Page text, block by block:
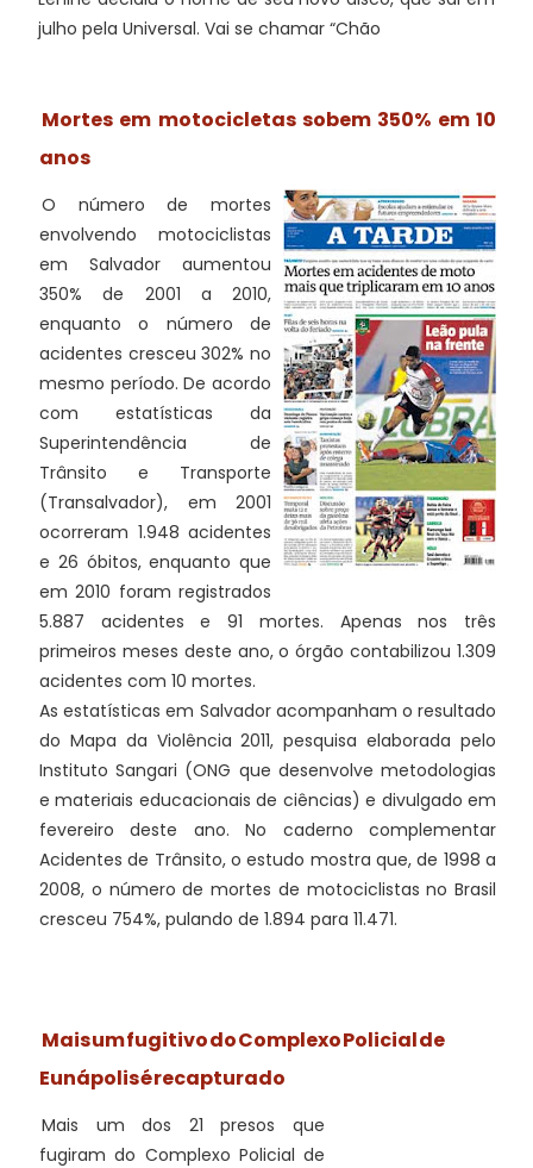
julho pela Universal. Vai se chamar “Chão
Mortes em motocicletas sobem 350% em 10
anos
O número de mortes
envolvendo motociclistas
em Salvador aumentou
350% de 2001 a 2010,
enquanto o número de
acidentes cresceu 302% no
mesmo período. De acordo
com estatísticas da
Superintendência de
Trânsito e Transporte
(Transalvador), em 2001
ocorreram 1.948 acidentes
e 26 óbitos, enquanto que
em 2010 foram registrados
5.887 acidentes e 91 mortes. Apenas nos três
primeiros meses deste ano, o órgão contabilizou 1.309
acidentes com 10 mortes.
As estatísticas em Salvador acompanham o resultado
do Mapa da Violência 2011, pesquisa elaborada pelo
Instituto Sangari (ONG que desenvolve metodologias
e materiais educacionais de ciências) e divulgado em
fevereiro deste ano. No caderno complementar
Acidentes de Trânsito, o estudo mostra que, de 1998 a
2008, o número de mortes de motociclistas no Brasil
cresceu 754%, pulando de 1.894 para 11.471.
Mais um fugitivo do Complexo Policial de
Eunápolis é recapturado
Mais um dos 21 presos que
fugiram do Complexo Policial de